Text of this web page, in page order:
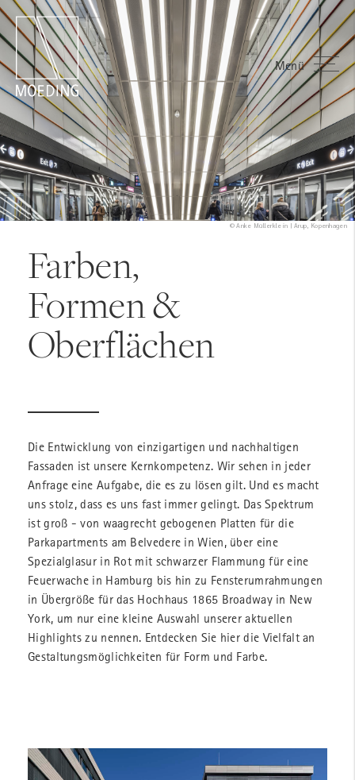
Menü
© Anke Müllerklein | Arup, Kopenhagen
Farben,
Formen &
Oberflächen
Die Entwicklung von einzigartigen und nachhaltigen
Fassaden ist unsere Kernkompetenz. Wir sehen in jeder
Anfrage eine Aufgabe, die es zu lösen gilt. Und es macht
uns stolz, dass es uns fast immer gelingt. Das Spektrum
ist groß - von waagrecht gebogenen Platten für die
Parkapartments am Belvedere in Wien, über eine
Spezialglasur in Rot mit schwarzer Flammung für eine
Feuerwache in Hamburg bis hin zu Fensterumrahmungen
in Übergröße für das Hochhaus 1865 Broadway in New
York, um nur eine kleine Auswahl unserer aktuellen
Highlights zu nennen. Entdecken Sie hier die Vielfalt an
Gestaltungsmöglichkeiten für Form und Farbe.